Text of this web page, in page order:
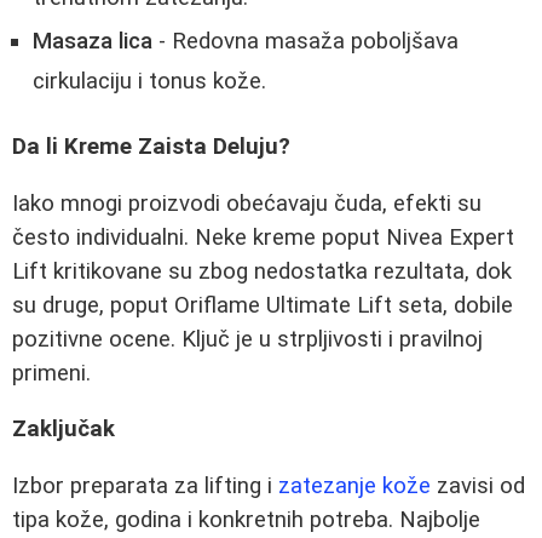
Masaza lica - Redovna masaža poboljšava
cirkulaciju i tonus kože.
Da li Kreme Zaista Deluju?
Iako mnogi proizvodi obećavaju čuda, efekti su
često individualni. Neke kreme poput Nivea Expert
Lift kritikovane su zbog nedostatka rezultata, dok
su druge, poput Oriflame Ultimate Lift seta, dobile
pozitivne ocene. Ključ je u strpljivosti i pravilnoj
primeni.
Zaključak
Izbor preparata za lifting i zatezanje kože zavisi od
tipa kože, godina i konkretnih potreba. Najbolje